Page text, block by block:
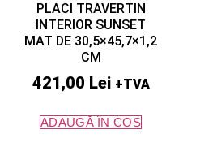
PLACI TRAVERTIN
INTERIOR SUNSET
MAT DE 30,5×45,7×1,2
CM
421,00 Lei +TVA
ADAUGĂ ÎN COȘ